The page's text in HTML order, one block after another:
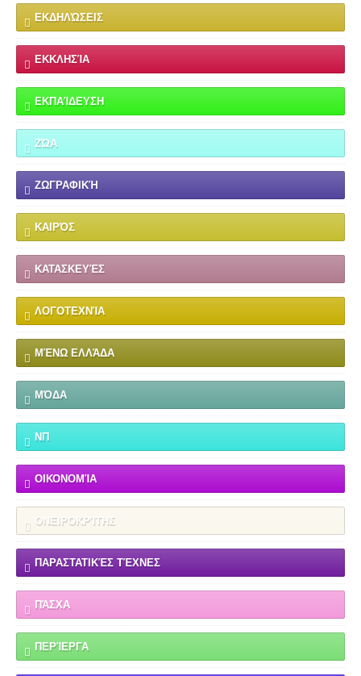
ΕΚΔΗΛΏΣΕΙΣ
ΕΚΚΛΗΣΊΑ
ΕΚΠΑΊΔΕΥΣΗ
ΖΏΑ
ΖΩΓΡΑΦΙΚΉ
ΚΑΙΡΌΣ
ΚΑΤΑΣΚΕΥΈΣ
ΛΟΓΟΤΕΧΝΊΑ
ΜΈΝΩ ΕΛΛΆΔΑ
ΜΌΔΑ
ΝΠ
ΟΙΚΟΝΟΜΊΑ
ΟΝΕΙΡΟΚΡΊΤΗΣ
ΠΑΡΑΣΤΑΤΙΚΈΣ ΤΈΧΝΕΣ
ΠΆΣΧΑ
ΠΕΡΊΕΡΓΑ